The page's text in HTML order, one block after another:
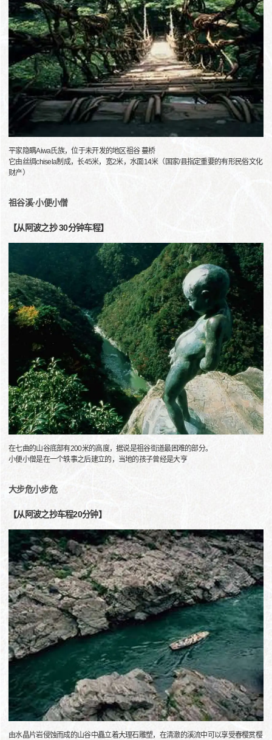
平家隐瞒Aiwa氏族，位于未开发的地区祖谷 蔓桥
它由丝绸chisela制成，长45米，宽2米，水面14米（国家/县指定重要的有形民俗文化
财产）
祖谷溪·小便小僧
【从阿波之抄 30分钟车程】
在七曲的山谷底部有200米的高度，据说是祖谷街道最困难的部分。
小便小僧是在一个轶事之后建立的，当地的孩子曾经是大亨
大步危小步危
【从阿波之抄车程20分钟】
由水晶片岩侵蚀而成的山谷中矗立着大理石雕塑，在清澈的溪流中可以享受春樱赏樱